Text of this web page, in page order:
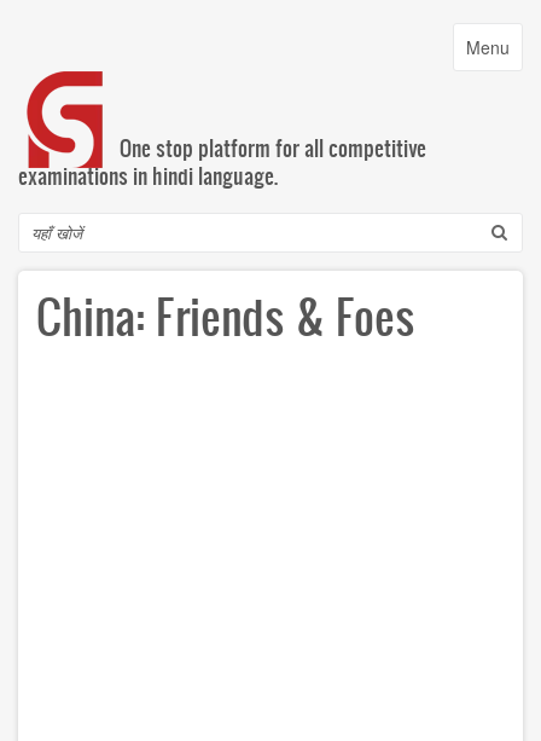
content
Toggle
Menu
One stop platform for all competitive
examinations in hindi language.
Search
China: Friends & Foes